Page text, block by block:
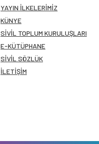
YAYIN İLKELERİMİZ
KÜNYE
SİVİL TOPLUM KURULUŞLARI
E-KÜTÜPHANE
SİVİL SÖZLÜK
İLETİŞİM